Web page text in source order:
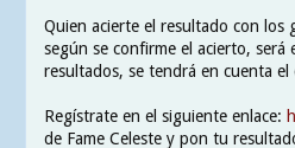
Quien acierte el resultado con los
según se confirme el acierto,
resultados, se tendrá en cuenta
Regístrate en el siguiente enlace:
de Fame Celeste y pon tu